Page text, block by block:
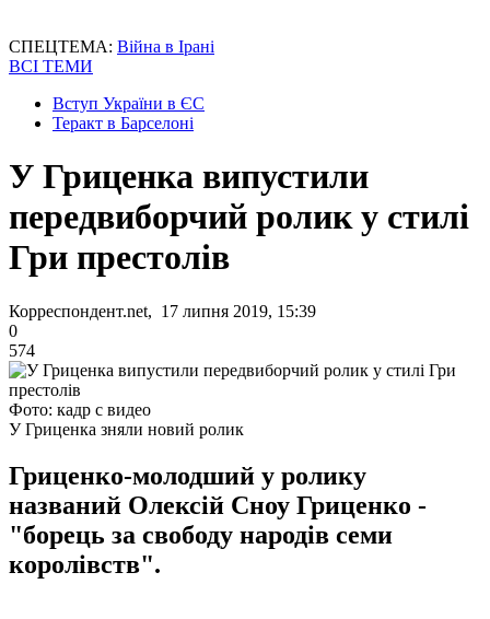
СПЕЦТЕМА: Війна в Ірані
ВСІ ТЕМИ
Вступ України в ЄС
Теракт в Барселоні
У Гриценка випустили
передвиборчий ролик у стилі
Гри престолів
Корреспондент.net, 17 липня 2019, 15:39
0
574
Фото: кадр с видео
У Гриценка зняли новий ролик
Гриценко-молодший у ролику
названий Олексій Сноу Гриценко -
"борець за свободу народів семи
королівств".